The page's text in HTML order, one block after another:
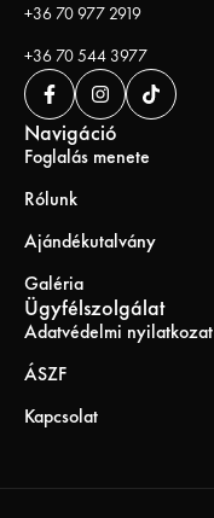
+36 70 977 2919
+36 70 544 3977
Navigáció
Foglalás menete
Rólunk
Ajándékutalvány
Galéria
Ügyfélszolgálat
Adatvédelmi nyilatkozat
ÁSZF
Kapcsolat